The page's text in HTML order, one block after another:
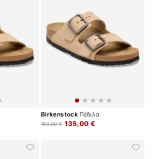
BirkenstockΠέδιλα
135,00 €
160,00 €